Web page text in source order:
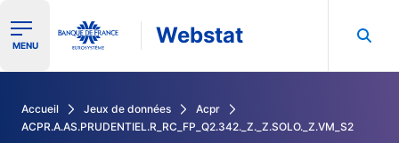
Ouvrir le menu de navigation
MENU Webstat
Accueil Jeux de données
Acpr
ACPR.A.AS.PRUDENTIEL.R_RC_FP_Q2.342._Z._Z.SOLO._Z.VM_S2